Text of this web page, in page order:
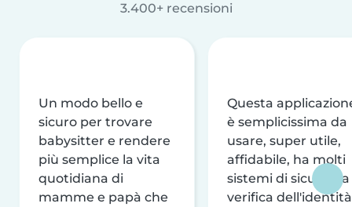
3.400+ recensioni
Un modo bello e
sicuro per trovare
babysitter e rendere
più semplice la vita
quotidiana di
mamme e papà che
Questa
è semplicissima da
usare, super utile,
affidabile, ha molti
sistemi di sicurezza
verifica dell'identità